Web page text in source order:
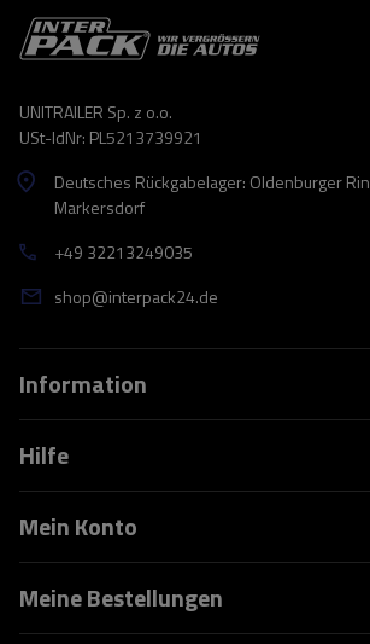
UNITRAILER Sp. z o.o.
USt-IdNr: PL5213739921
Deutsches Rückgabelager: Oldenburger
Markersdorf
+49 32213249035
shop@interpack24.de
Information
Hilfe
Mein Konto
Meine Bestellungen